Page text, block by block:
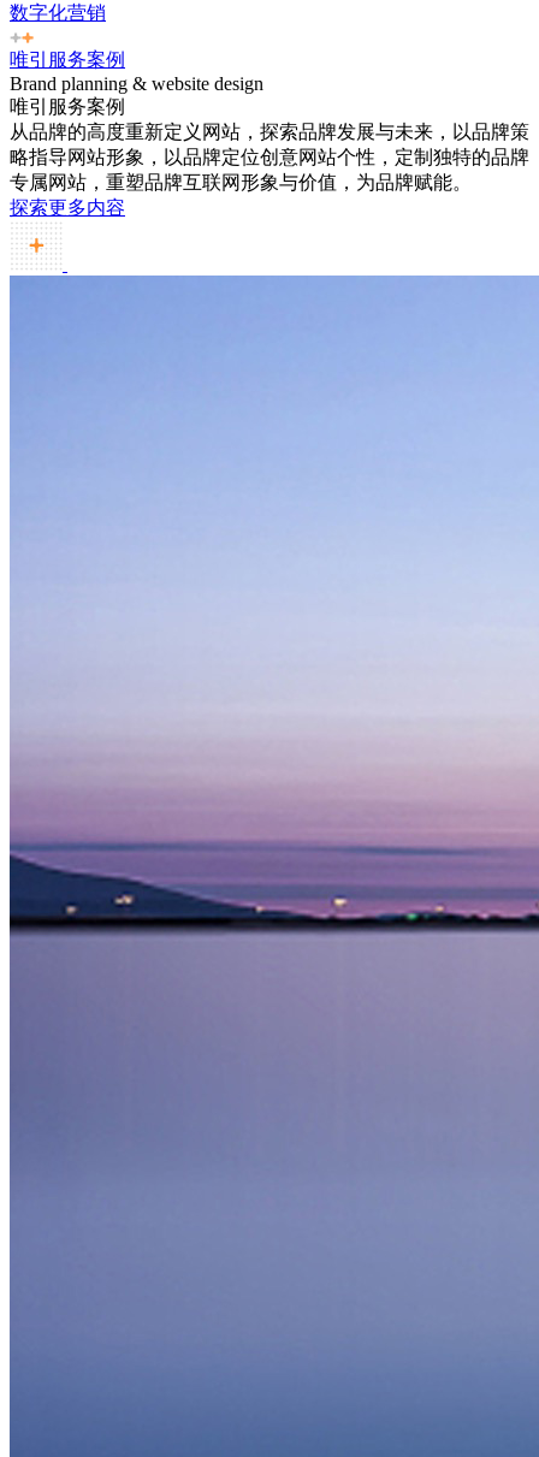
数字化营销
唯引服务案例
Brand planning & website design
唯引服务案例
从品牌的高度重新定义网站，探索品牌发展与未来，以品牌策
略指导网站形象，以品牌定位创意网站个性，定制独特的品牌
专属网站，重塑品牌互联网形象与价值，为品牌赋能。
探索更多内容